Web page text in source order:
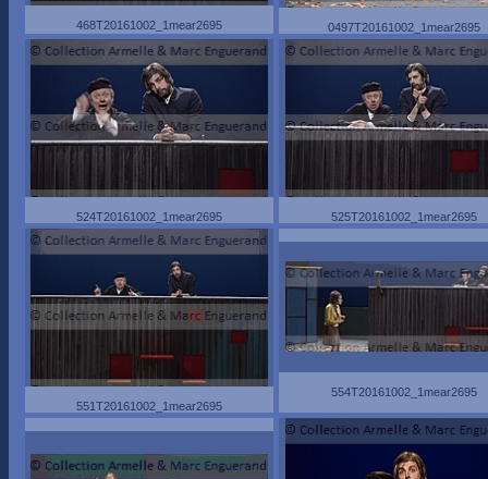
468T20161002_1mear2695 0497T20161002_1mear2695
524T20161002_1mear2695 525T20161002_1mear2695
551T20161002_1mear2695
554T20161002_1mear2695